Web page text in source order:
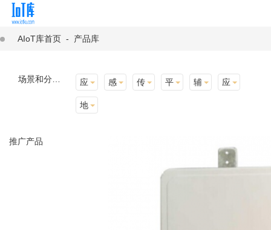
AIoT库首页 - 产品库
应用场景 感知层 传输层 平台层 辅助产品与材料 应用终端
地址选择
推广产品